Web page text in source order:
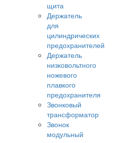
щита
Держатель
для
цилиндрических
предохранителей
Держатель
низковольтного
ножевого
плавкого
предохранителя
Звонковый
трансформатор
Звонок
модульный